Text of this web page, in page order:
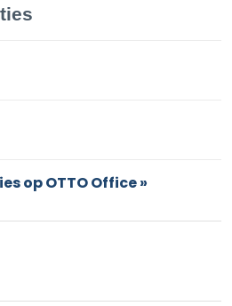
op OTTO Office »